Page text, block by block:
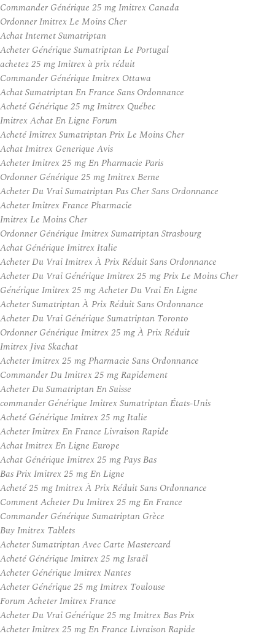
Commander Générique 25 mg Imitrex Canada
Ordonner Imitrex Le Moins Cher
Achat Internet Sumatriptan
Acheter Générique Sumatriptan Le Portugal
achetez 25 mg Imitrex à prix réduit
Commander Générique Imitrex Ottawa
Achat Sumatriptan En France Sans Ordonnance
Acheté Générique 25 mg Imitrex Québec
Imitrex Achat En Ligne Forum
Acheté Imitrex Sumatriptan Prix Le Moins Cher
Achat Imitrex Generique Avis
Acheter Imitrex 25 mg En Pharmacie Paris
Ordonner Générique 25 mg Imitrex Berne
Acheter Du Vrai Sumatriptan Pas Cher Sans Ordonnance
Acheter Imitrex France Pharmacie
Imitrex Le Moins Cher
Ordonner Générique Imitrex Sumatriptan Strasbourg
Achat Générique Imitrex Italie
Acheter Du Vrai Imitrex À Prix Réduit Sans Ordonnance
Acheter Du Vrai Générique Imitrex 25 mg Prix Le Moins Cher
Générique Imitrex 25 mg Acheter Du Vrai En Ligne
Acheter Sumatriptan À Prix Réduit Sans Ordonnance
Acheter Du Vrai Générique Sumatriptan Toronto
Ordonner Générique Imitrex 25 mg À Prix Réduit
Imitrex Jiva Skachat
Acheter Imitrex 25 mg Pharmacie Sans Ordonnance
Commander Du Imitrex 25 mg Rapidement
Acheter Du Sumatriptan En Suisse
commander Générique Imitrex Sumatriptan États-Unis
Acheté Générique Imitrex 25 mg Italie
Acheter Imitrex En France Livraison Rapide
Achat Imitrex En Ligne Europe
Achat Générique Imitrex 25 mg Pays Bas
Bas Prix Imitrex 25 mg En Ligne
Acheté 25 mg Imitrex À Prix Réduit Sans Ordonnance
Comment Acheter Du Imitrex 25 mg En France
Commander Générique Sumatriptan Grèce
Buy Imitrex Tablets
Acheter Sumatriptan Avec Carte Mastercard
Acheté Générique Imitrex 25 mg Israël
Acheter Générique Imitrex Nantes
Acheter Générique 25 mg Imitrex Toulouse
Forum Acheter Imitrex France
Acheter Du Vrai Générique 25 mg Imitrex Bas Prix
Acheter Imitrex 25 mg En France Livraison Rapide